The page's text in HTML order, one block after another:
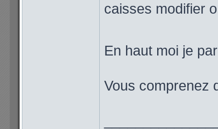
caisses modifier
En haut moi je
Vous comprenez